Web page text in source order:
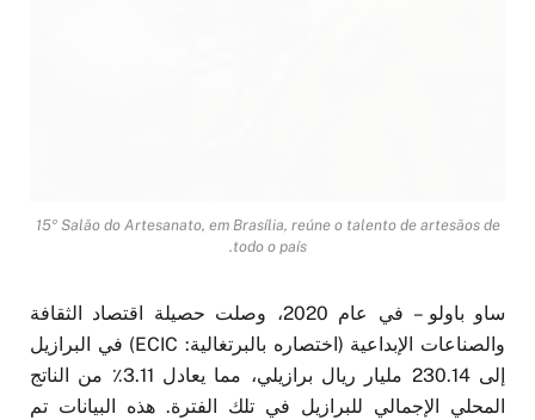
15º Salão do Artesanato, em Brasília, reúne o talento de artesãos de
todo o país.
ساو باولو – في عام 2020، وصلت حصيلة اقتصاد الثقافة
والصناعات الإبداعية (اختصاره بالبرتغالية: ECIC) في البرازيل
إلى 230.14 مليار ريال برازيلي، مما يعادل 3.11٪ من الناتج
المحلي الإجمالي للبرازيل في تلك الفترة. هذه البيانات تم